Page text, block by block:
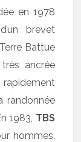
en 1978
brevet
Battue
ancrée
rapidement
randonnée
1983, TBS
hommes.